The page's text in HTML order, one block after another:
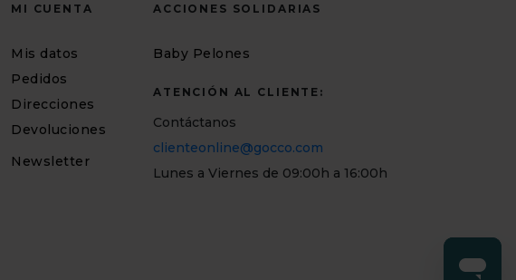
MI CUENTA
Mis datos
Pedidos
Direcciones
Devoluciones
Newsletter
ACCIONES SOLIDARIAS
Baby Pelones
ATENCIÓN AL CLIENTE:
Contáctanos
clienteonline@gocco.com
Lunes a Viernes de 09:00h a 16:00h